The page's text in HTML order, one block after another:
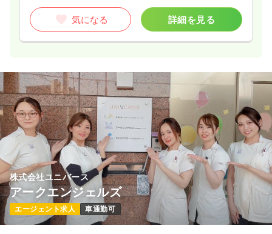
気になる 詳細を見る
株式会社ユニバース
アークエンジェルズ
エージェント求人 車通勤可